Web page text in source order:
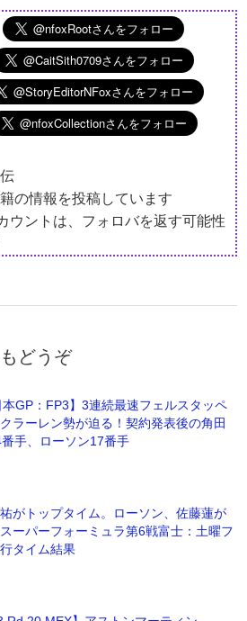
の情報を投稿しています
ウントは、フォロバを返す可能性
どうぞ
本GP：FP3】3連続最速フェルスタッペ
ラーレン勢が迫る！契約発表後の角田
手、ローソン17番手
がトップタイム。ローソン、佐藤蓮が
ーパーフォーミュラ第6戦富士：土曜フ
タイム結果